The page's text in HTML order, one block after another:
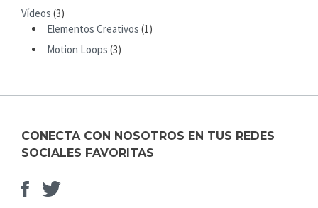
Vídeos (3)
Elementos Creativos (1)
Motion Loops (3)
CONECTA CON NOSOTROS EN TUS REDES
SOCIALES FAVORITAS
Facebook
Elemento